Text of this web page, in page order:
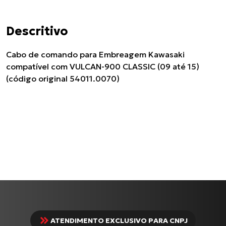
Descritivo
Cabo de comando para Embreagem Kawasaki
compatível com VULCAN-900 CLASSIC (09 até 15)
(código original 54011.0070)
ATENDIMENTO EXCLUSIVO PARA CNPJ